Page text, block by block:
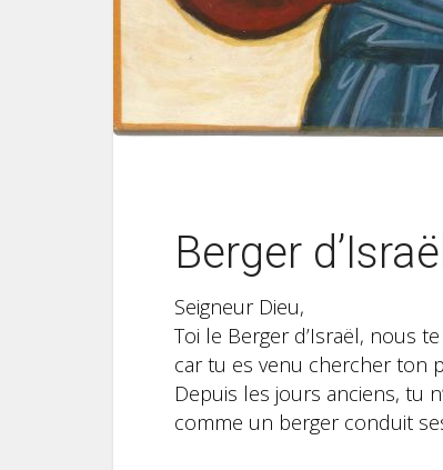
Berger d’Israël
Seigneur Dieu,
Toi le Berger d’Israël, nous
car tu es venu chercher ton
Depuis les jours anciens, tu
comme un berger conduit